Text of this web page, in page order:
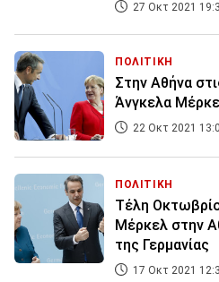
27 Οκτ 2021
ΠΟΛΙΤΙΚΗ
Στην Αθήνα
Άνγκελα
22 Οκτ 2021
ΠΟΛΙΤΙΚΗ
Τέλη
Μέρκελ στην
της Γερμανίας
17 Οκτ 2021